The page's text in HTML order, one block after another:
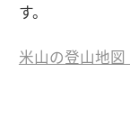
す。
米山の登山地